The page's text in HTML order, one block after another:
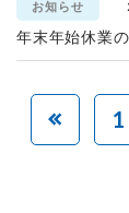
お知らせ
年末年始休業
1